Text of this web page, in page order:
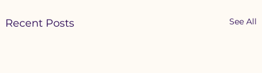
Recent Posts See All